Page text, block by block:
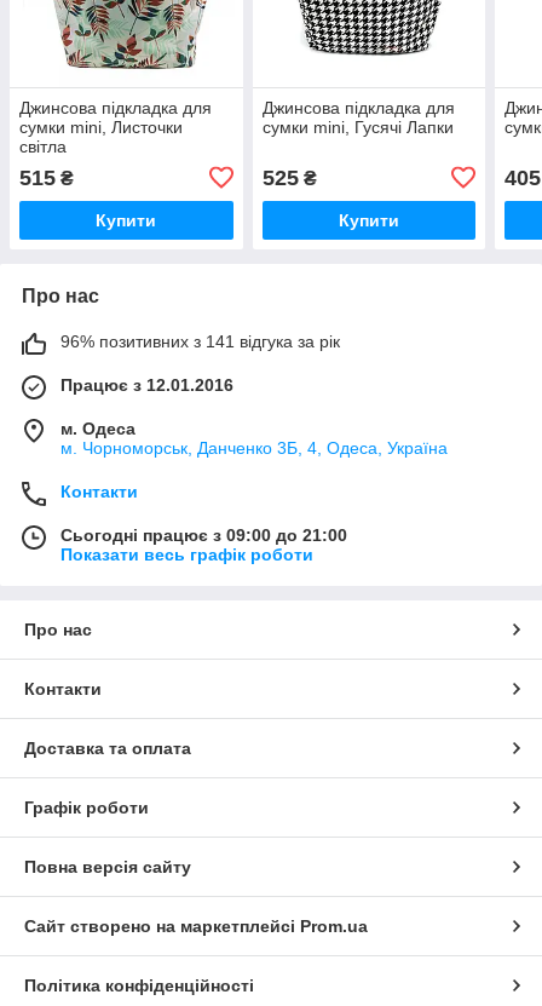
Джинсова підкладка для
сумки mini, Листочки
світла
515 ₴
Купити
Джинсова підкладка для
сумки mini, Гусячі Лапки
525₴
Купити
405
Про нас
96% позитивних з 141 відгука за рік
Працює з 12.01.2016
м. Одеса
м. Чорноморськ, Данченко 3Б, 4, Одеса, Україна
Контакти
Сьогодні працює з 09:00 до 21:00
Показати весь графік роботи
Про нас
Контакти
Доставка та оплата
Графік роботи
Повна версія сайту
Сайт створено на маркетплейсі Prom.ua
Політика конфіденційності